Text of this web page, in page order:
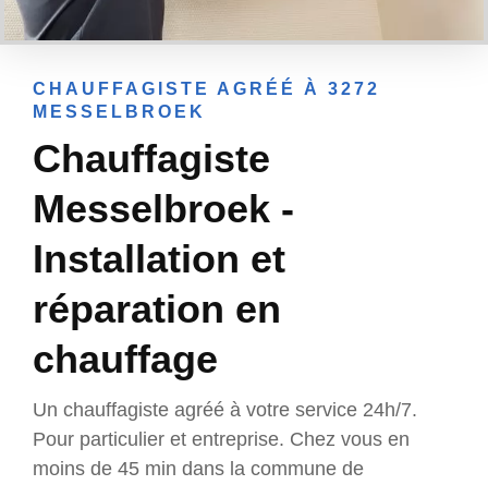
CHAUFFAGISTE AGRÉÉ À 3272
MESSELBROEK
Chauffagiste
Messelbroek -
Installation et
réparation en
chauffage
Un chauffagiste agréé à votre service 24h/7.
Pour particulier et entreprise. Chez vous en
moins de 45 min dans la commune de